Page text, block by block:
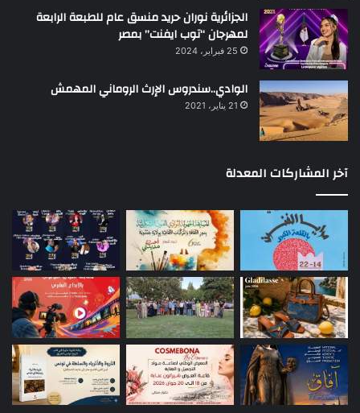
الجزائرية نوران حريد منسق عام للطبعة الرابعة
لمهرجان “توب ايفنت” بمصر
25 فبراير، 2024
الوادي..سندروس الإرث الروماني المهمش
21 يناير، 2021
آخر المشاركات المعدلة